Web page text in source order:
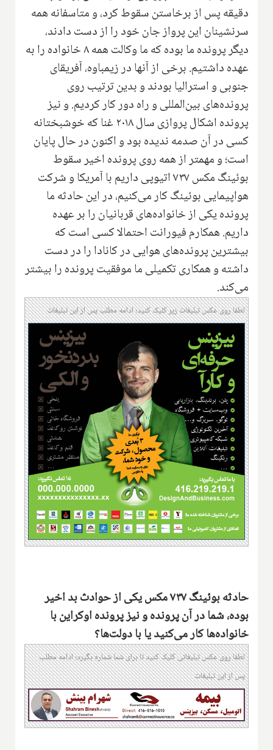
دقیقه پس از برخاستن سقوط کرد، و متاسفانه همه
سرنشینان این پرواز جان خود را از دست دادند،
دیگر پرونده ما بوده که ما وکالت همه ۸ خانواده را به
عهده داشتیم. برخی از آنها در زیمباوه، آفریقای
جنوبی و استرالیا بودند و بدین ترتیب روی
پرونده‌های بین‌المللی و راه دور کار کردیم. و نیز
پرونده اشکال پروازی سال ۲۰۱۸ غنا که خوشبختانه
کسی در آن صدمه ندیده بود و اکنون در حال پایان
است؛ و مهمتر از همه روی پرونده اخیر سقوط
بوئینگ مکس ۷۳۷ اتیوپی داریم با آمریکا و شرکت
هواپیمایی بوئینگ کار می‌کنیم، در این حادثه ما
پرونده یکی از خانواده‌های قربانیان را بر عهده
داریم. همکارم فیورانت احتمالا کسی است که
بیشترین پرونده‌های هوایی در کانادا را در دست
داشته و همکاری تکمیلی ما موفقیت پرونده‌ را بیشتر
می‌کند.
لطفا روی عکس تبلیغات زیر کلیک کنید؛ ادامه مطلب پس از این تبلیغات
حادثه بوئینگ ۷۳۷ مکس یکی از حوادث بد اخیر
بوده، شما در آن پرونده و نیز پرونده اوکراین با
خانواده‌ها کار می‌کنید یا با دولت‌ها؟
لطفا روی عکس تبلیغاتی کلیک کنید تا برای شما شماره بگیرد؛ ادامه مطلب
پس از این تبلیغات